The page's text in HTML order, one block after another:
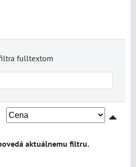
fulltextom